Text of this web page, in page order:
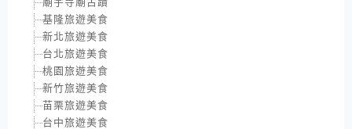
基隆旅遊美食
新北旅遊美食
台北旅遊美食
桃園旅遊美食
新竹旅遊美食
苗栗旅遊美食
台中旅遊美食